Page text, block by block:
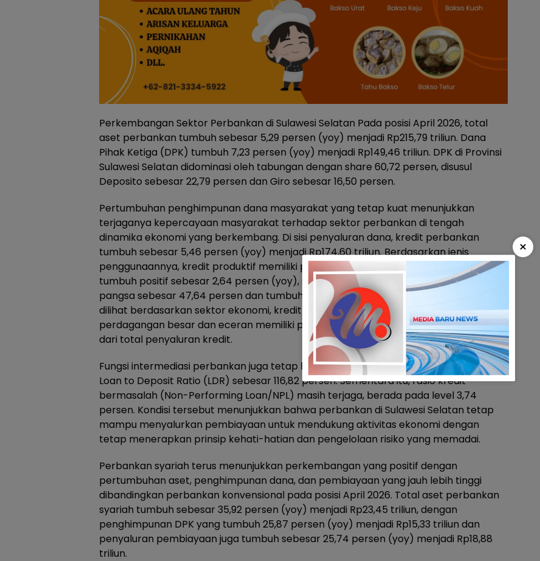
Perkembangan Sektor Perbankan di Sulawesi Selatan Pada posisi April 2026, total
aset perbankan tumbuh sebesar 5,29 persen (yoy) menjadi Rp215,79 triliun. Dana
Pihak Ketiga (DPK) tumbuh 7,23 persen (yoy) menjadi Rp149,46 triliun. DPK di Provinsi
Sulawesi Selatan didominasi oleh tabungan dengan share 60,72 persen, disusul
Deposito sebesar 22,79 persen dan Giro sebesar 16,50 persen.
Pertumbuhan penghimpunan dana masyarakat yang tetap kuat menunjukkan
terjaganya kepercayaan masyarakat terhadap sektor perbankan di tengah
dinamika ekonomi yang berkembang. Di sisi penyaluran dana, kredit perbankan
tumbuh sebesar 5,46 persen (yoy) menjadi Rp174,60 triliun. Berdasarkan jenis
penggunaannya, kredit produktif memiliki pangsa sebesar 52,36 persen dan berhasil
tumbuh positif sebesar 2,64 persen (yoy), sementara itu kredit konsumtif memiliki
pangsa sebesar 47,64 persen dan tumbuh tinggi sebesar 8,74 persen (yoy). Jika
dilihat berdasarkan sektor ekonomi, kredit produktif yang disalurkan pada sektor
perdagangan besar dan eceran memiliki porsi terbesar dengan share 21,86 persen
dari total penyaluran kredit.
Fungsi intermediasi perbankan juga tetap berjalan dengan baik yang tercermin dari
Loan to Deposit Ratio (LDR) sebesar 116,82 persen. Sementara itu, rasio kredit
bermasalah (Non-Performing Loan/NPL) masih terjaga, berada pada level 3,74
persen. Kondisi tersebut menunjukkan bahwa perbankan di Sulawesi Selatan tetap
mampu menyalurkan pembiayaan untuk mendukung aktivitas ekonomi dengan
tetap menerapkan prinsip kehati-hatian dan pengelolaan risiko yang memadai.
Perbankan syariah terus menunjukkan perkembangan yang positif dengan
pertumbuhan aset, penghimpunan dana, dan pembiayaan yang jauh lebih tinggi
dibandingkan perbankan konvensional pada posisi April 2026. Total aset perbankan
syariah tumbuh sebesar 35,92 persen (yoy) menjadi Rp23,45 triliun, dengan
penghimpunan DPK yang tumbuh 25,87 persen (yoy) menjadi Rp15,33 triliun dan
penyaluran pembiayaan juga tumbuh sebesar 25,74 persen (yoy) menjadi Rp18,88
triliun.
×